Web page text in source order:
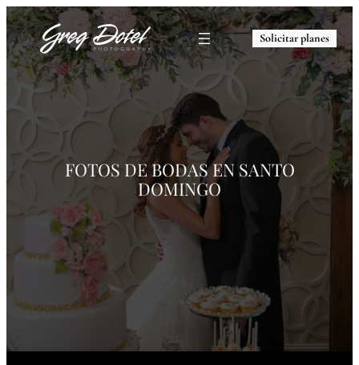
Solicitar planes
FOTOS DEBODAS EN SANTO
DOMINGO